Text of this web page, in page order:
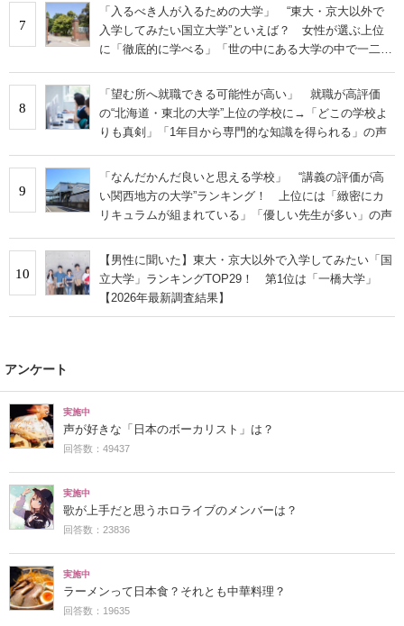
7
「入るべき人が入るための大学」 “東大・京大以外で
入学してみたい国立大学”といえば？ 女性が選ぶ上位
に「徹底的に学べる」「世の中にある大学の中で一二を
8
「望む所へ就職できる可能性が高い」 就職が高評価
の“北海道・東北の大学”上位の学校に→「どこの学校よ
りも真剣」「1年目から専門的な知識を得られる」の声
9
「なんだかんだ良いと思える学校」 “講義の評価が高
い関西地方の大学”ランキング！ 上位には「緻密にカ
リキュラムが組まれている」「優しい先生が多い」の声
10
【男性に聞いた】東大・京大以外で入学してみたい「国
立大学」ランキングTOP29！ 第1位は「一橋大学」
【2026年最新調査結果】
アンケート
実施中
声が好きな「日本のボーカリスト」は？
回答数：49437
実施中
歌が上手だと思うホロライブのメンバーは？
回答数：23836
実施中
ラーメンって日本食？それとも中華料理？
回答数：19635